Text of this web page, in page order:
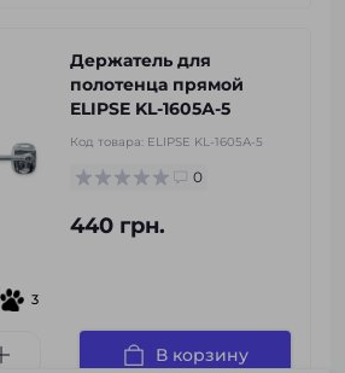
3
Держатель для
полотенца прямой
ELIPSE KL-1605А-5
Код товара: ELIPSE KL-1605А-5
0
440 грн.
В корзину